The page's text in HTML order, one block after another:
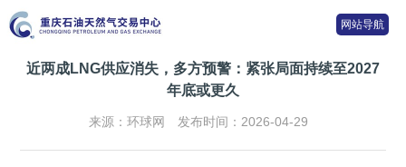
网站导航
近两成LNG供应消失，多方预警：紧张局面持续至2027
年底或更久
来源：环球网 发布时间：2026-04-29